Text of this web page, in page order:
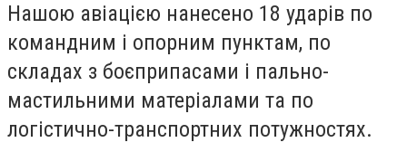
Нашою авіацією нанесено 18 ударів по
командним і опорним пунктам, по
складах з боєприпасами і пально-
мастильними матеріалами та по
логістично-транспортних потужностях.